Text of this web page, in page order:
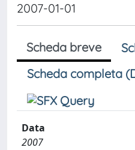
2007-01-01
Scheda breve
Scheda completa
Data
2007